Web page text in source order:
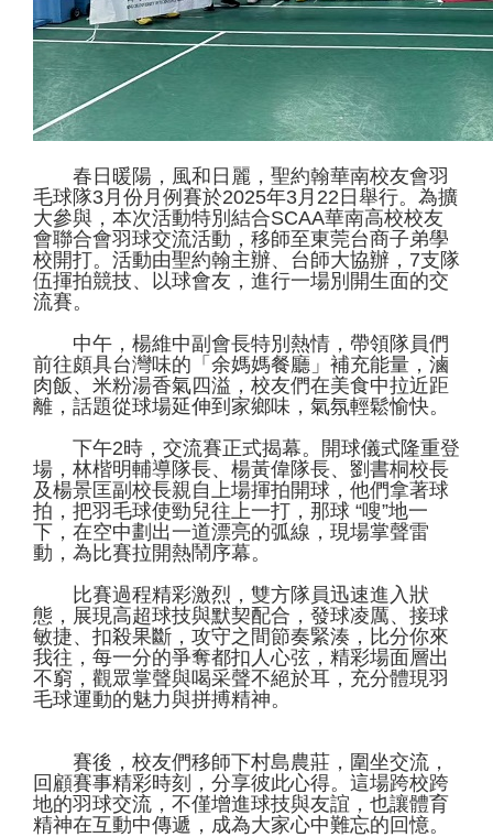
春日暖陽，風和日麗，聖約翰華南校友會羽
毛球隊3月份月例賽於2025年3月22日舉行。為擴
大參與，本次活動特別結合SCAA華南高校校友
會聯合會羽球交流活動，移師至東莞台商子弟學
校開打。活動由聖約翰主辦、台師大協辦，7支隊
伍揮拍競技、以球會友，進行一場別開生面的交
流賽。
中午，楊維中副會長特別熱情，帶領隊員們
前往頗具台灣味的「余媽媽餐廳」補充能量，滷
肉飯、米粉湯香氣四溢，校友們在美食中拉近距
離，話題從球場延伸到家鄉味，氣氛輕鬆愉快。
下午2時，交流賽正式揭幕。開球儀式隆重登
場，林楷明輔導隊長、楊黃偉隊長、劉書桐校長
及楊景匡副校長親自上場揮拍開球，他們拿著球
拍，把羽毛球使勁兒往上一打，那球 “嗖”地一
下，在空中劃出一道漂亮的弧線，現場掌聲雷
動，為比賽拉開熱鬧序幕。
比賽過程精彩激烈，雙方隊員迅速進入狀
態，展現高超球技與默契配合，發球凌厲、接球
敏捷、扣殺果斷，攻守之間節奏緊湊，比分你來
我往，每一分的爭奪都扣人心弦，精彩場面層出
不窮，觀眾掌聲與喝采聲不絕於耳，充分體現羽
毛球運動的魅力與拼搏精神。
賽後，校友們移師下村島農莊，圍坐交流，
回顧賽事精彩時刻，分享彼此心得。這場跨校跨
地的羽球交流，不僅增進球技與友誼，也讓體育
精神在互動中傳遞，成為大家心中難忘的回憶。